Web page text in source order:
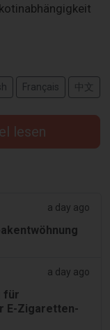
Français 中文
lesen
a day ago
a day ago
für
E-Zigaretten-